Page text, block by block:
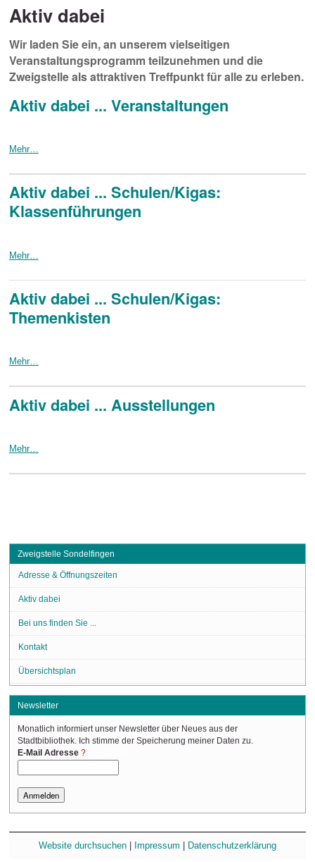
Aktiv dabei
Wir laden Sie ein, an unserem vielseitigen
Veranstaltungsprogramm teilzunehmen und die
Zweigstelle als attraktiven Treffpunkt für alle zu erleben.
Aktiv dabei ... Veranstaltungen
Mehr…
Aktiv dabei ... Schulen/Kigas:
Klassenführungen
Mehr…
Aktiv dabei ... Schulen/Kigas:
Themenkisten
Mehr…
Aktiv dabei ... Ausstellungen
Mehr…
Zweigstelle Sondelfingen
Adresse & Öffnungszeiten
Aktiv dabei
Bei uns finden Sie ...
Kontakt
Übersichtsplan
Newsletter
Monatlich informiert unser Newsletter über Neues aus der
Stadtbibliothek. Ich stimme der Speicherung meiner Daten zu.
E-Mail Adresse
Website durchsuchen Impressum Datenschutzerklärung